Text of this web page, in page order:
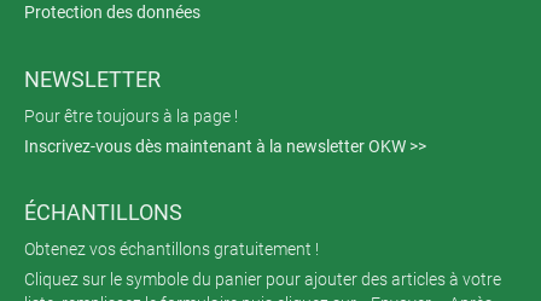
Protection des données
NEWSLETTER
Pour être toujours à la page !
Inscrivez-vous dès maintenant à la newsletter OKW >>
ÉCHANTILLONS
Obtenez vos échantillons gratuitement !
Cliquez sur le symbole du panier pour ajouter des articles à votre